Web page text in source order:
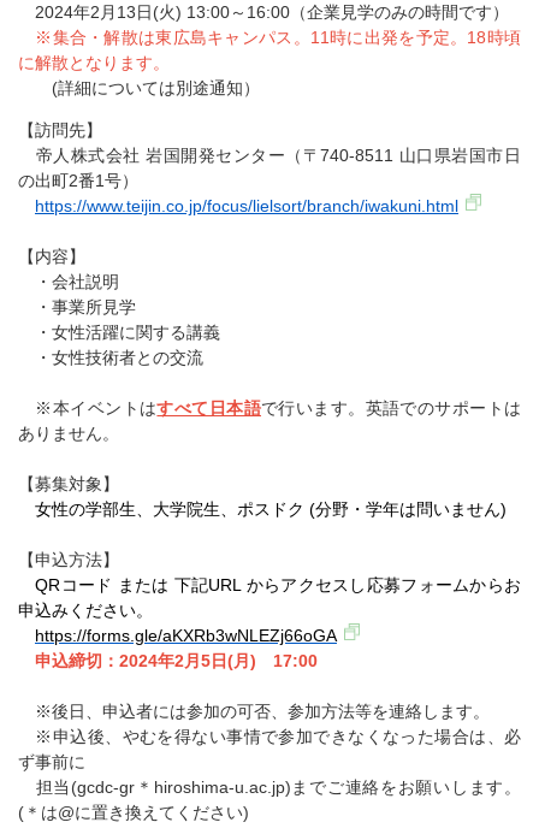
2024年2月13日(火) 13:00～16:00（企業見学のみの時間です）
※集合・解散は東広島キャンパス。11時に出発を予定。18時頃
に解散となります。
(詳細については別途通知）
【訪問先】
帝人株式会社 岩国開発センター（〒740-8511 山口県岩国市日
の出町2番1号）
https://www.teijin.co.jp/focus/lielsort/branch/iwakuni.html
【内容】
・会社説明
・事業所見学
・女性活躍に関する講義
・女性技術者との交流
※本イベントはすべて日本語で行います。英語でのサポートは
ありません。
【募集対象】
女性の学部生、大学院生、ポスドク (分野・学年は問いません)
【申込方法】
QRコード または 下記URL からアクセスし応募フォームからお
申込みください。
https://forms.gle/aKXRb3wNLEZj66oGA
申込締切：2024年2月5日(月) 17:00
※後日、申込者には参加の可否、参加方法等を連絡します。
※申込後、やむを得ない事情で参加できなくなった場合は、必
ず事前に
担当(gcdc-gr＊hiroshima-u.ac.jp)までご連絡をお願いします。
(＊は@に置き換えてください)